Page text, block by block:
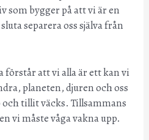
som bygger på att vi är en
separera oss själva från
förstår att vi alla är ett kan vi
planeten, djuren och oss
och tillit väcks. Tillsammans
vi måste våga vakna upp.